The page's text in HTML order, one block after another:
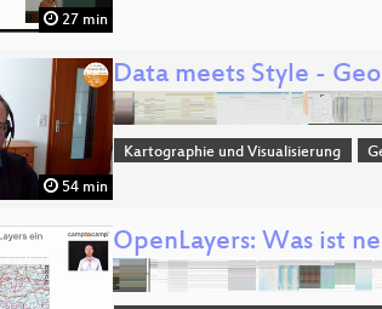
27 min
54 min
Data meets Style -
Kartographie und Visualisierung
OpenLayers: Was ist